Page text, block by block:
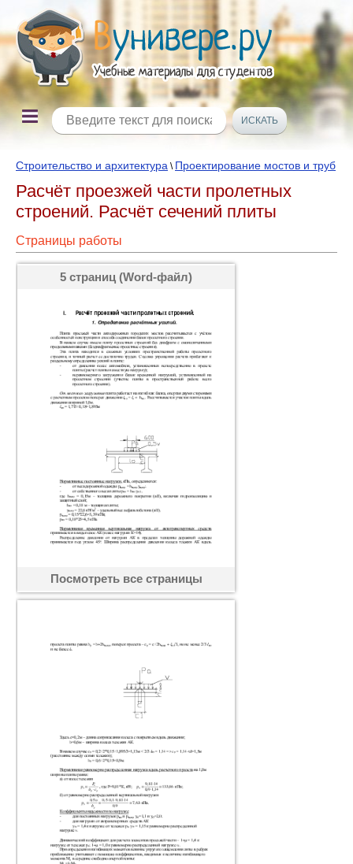
Строительство и архитектура \ Проектирование мостов и труб
Расчёт проезжей части пролетных
строений. Расчёт сечений плиты
Страницы работы
5 страниц (Word-файл)
Посмотреть все страницы